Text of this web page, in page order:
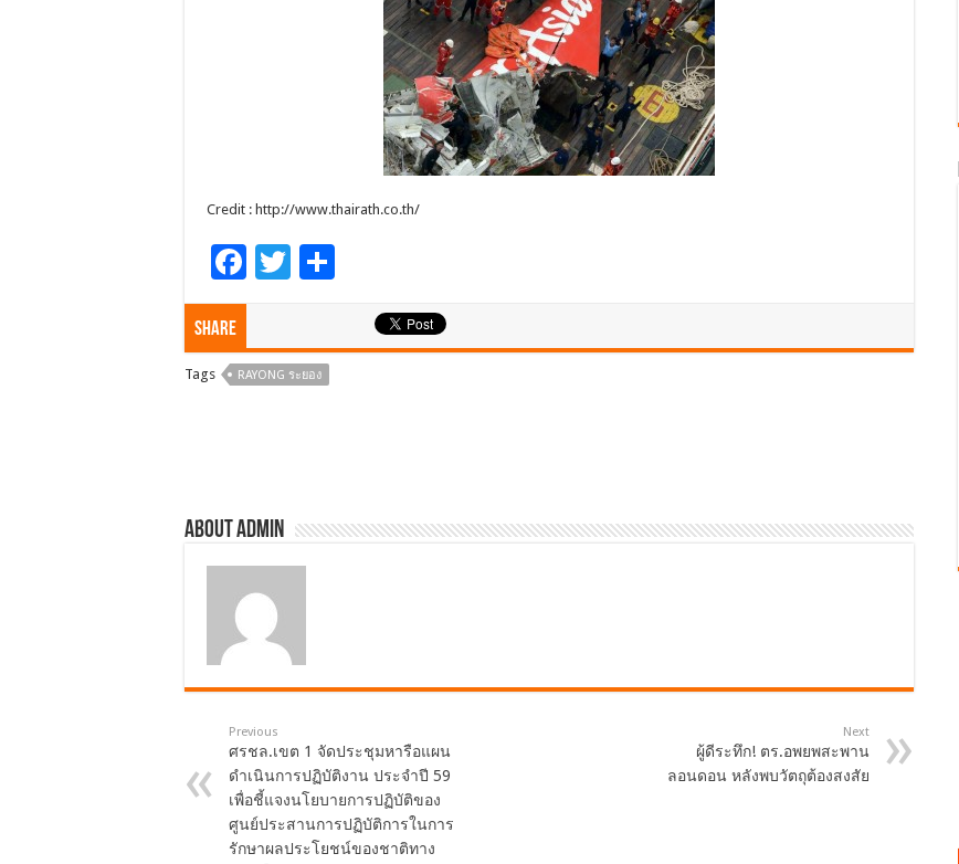
Credit : http://www.thairath.co.th/
F
b
T
er
Share
Tags RAYONG ระยอง
About admin
Previous
ศรชล.เขต 1 จัดประชุมหารือแผน
ดำเนินการปฏิบัติงาน ประจำปี 59
เพื่อชี้แจงนโยบายการปฏิบัติของ
ศูนย์ประสานการปฏิบัติการในการ
รักษาผลประโยชน์ของชาติทาง
Next
ผู้ดีระทึก! ตร.อพยพสะพาน
ลอนดอน หลังพบวัตถุต้องสงสัย